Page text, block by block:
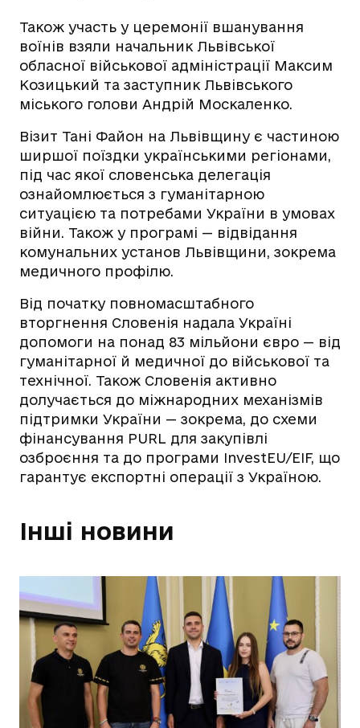
Також участь у церемонії вшанування
воїнів взяли начальник Львівської
обласної військової адміністрації Максим
Козицький та заступник Львівського
міського голови Андрій Москаленко.
Візит Тані Файон на Львівщину є частиною
ширшої поїздки українськими регіонами,
під час якої словенська делегація
ознайомлюється з гуманітарною
ситуацією та потребами України в умовах
війни. Також у програмі — відвідання
комунальних установ Львівщини, зокрема
медичного профілю.
Від початку повномасштабного
вторгнення Словенія надала Україні
допомоги на понад 83 мільйони євро — від
гуманітарної й медичної до військової та
технічної. Також Словенія активно
долучається до міжнародних механізмів
підтримки України — зокрема, до схеми
фінансування PURL для закупівлі
озброєння та до програми InvestEU/EIF, що
гарантує експортні операції з Україною.
Інші новини